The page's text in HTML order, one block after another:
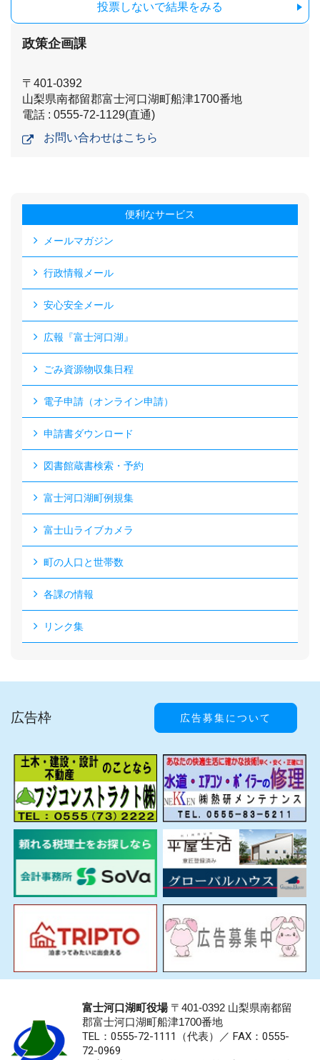
投票しないで結果をみる
政策企画課
〒401-0392
山梨県南都留郡富士河口湖町船津1700番地
電話 : 0555-72-1129(直通)
お問い合わせはこちら
便利なサービス
メールマガジン
行政情報メール
安心安全メール
広報『富士河口湖』
ごみ資源物収集日程
電子申請（オンライン申請）
申請書ダウンロード
図書館蔵書検索・予約
富士河口湖町例規集
富士山ライブカメラ
町の人口と世帯数
各課の情報
リンク集
広告枠 広告募集について
富士河口湖町役場〒401-0392 山梨県南都留
郡富士河口湖町船津1700番地
TEL：0555-72-1111 （代表）／ FAX：0555-
72-0969